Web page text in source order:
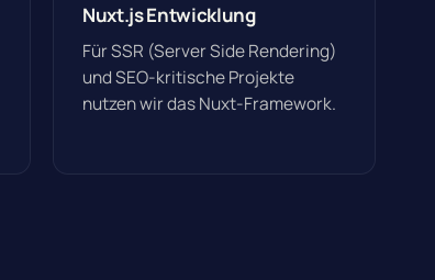
Nuxt.js Entwicklung
Für SSR (Server Side Rendering)
und SEO-kritische Projekte
nutzen wir das Nuxt-Framework.